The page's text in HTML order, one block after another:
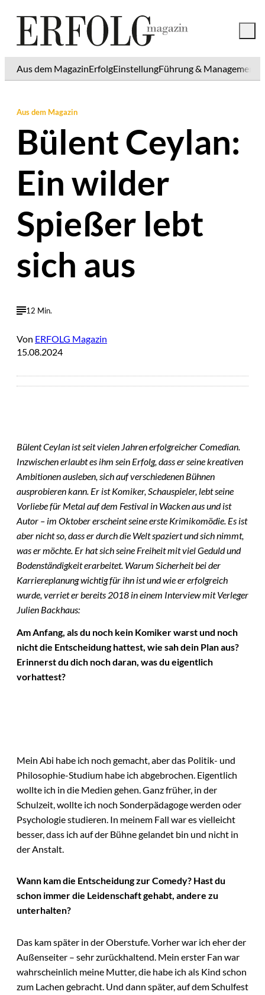
Aus dem MagazinErfolgEinstellungFührung & Management
Aus dem Magazin
Bülent Ceylan:
Ein wilder
Spießer lebt
sich aus
12 Min.
Von ERFOLG Magazin
15.08.2024
Bülent Ceylan ist seit vielen Jahren erfolgreicher Comedian.
Inzwischen erlaubt es ihm sein Erfolg, dass er seine kreativen
Ambitionen ausleben, sich auf verschiedenen Bühnen
ausprobieren kann. Er istKomiker, Schauspieler, lebt seine
Vorliebe für Metal auf dem Festival in Wacken aus und ist
Autor – im Oktober erscheint seine erste Krimikomödie. Es ist
aber nicht so, dass er durch die Welt spaziert und sich nimmt,
was er möchte. Er hat sich seine Freiheit mit viel Geduld und
Bodenständigkeit erarbeitet. Warum Sicherheit bei der
Karriereplanung wichtig für ihn ist und wie er erfolgreich
wurde, verriet er bereits 2018 in einem Interview mit Verleger
Julien Backhaus:
Am Anfang, als du noch kein Komiker warst und noch
nicht die Entscheidung hattest, wie sah dein Plan aus?
Erinnerst du dich noch daran, was du eigentlich
vorhattest?
Mein Abi habe ich noch gemacht, aber das Politik- und
Philosophie-Studium habe ich abgebrochen. Eigentlich
wollte ich in die Medien gehen. Ganz früher, in der
Schulzeit, wollte ich noch Sonderpädagoge werden oder
Psychologie studieren. In meinem Fall war es vielleicht
besser, dass ich auf der Bühne gelandet bin und nicht in
der Anstalt.
Wann kam die Entscheidung zur Comedy? Hast du
schon immer die Leidenschaft gehabt, andere zu
unterhalten?
Das kam später in der Oberstufe. Vorher war ich eher der
Außenseiter – sehr zurückhaltend. Mein erster Fan war
wahrscheinlich meine Mutter, die habe ich als Kind schon
zum Lachen gebracht. Und dann später, auf dem Schulfest